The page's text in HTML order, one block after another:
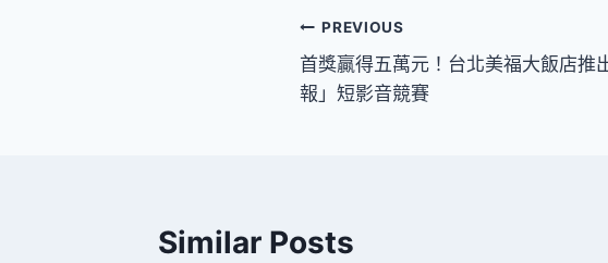
文
章
PREVIOUS
首獎贏得五萬元！台北美福大飯店推
報」短影音競賽
Similar Posts